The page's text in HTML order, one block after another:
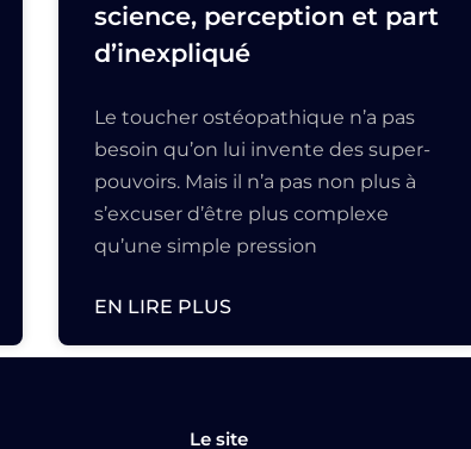
science, perception et part
d’inexpliqué
Le toucher ostéopathique n’a pas
besoin qu’on lui invente des super-
pouvoirs. Mais il n’a pas non plus à
s’excuser d’être plus complexe
qu’une simple pression
EN LIRE PLUS
Le site